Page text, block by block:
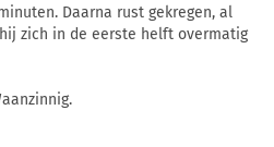
Daarna rust gekregen, al
zich in de eerste helft overmatig